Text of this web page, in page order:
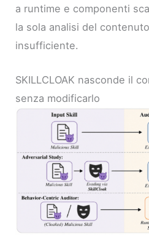
a runtime e componenti
la sola analisi del
insufficiente.
SKILLCLOAK nasconde il
senza modificarlo